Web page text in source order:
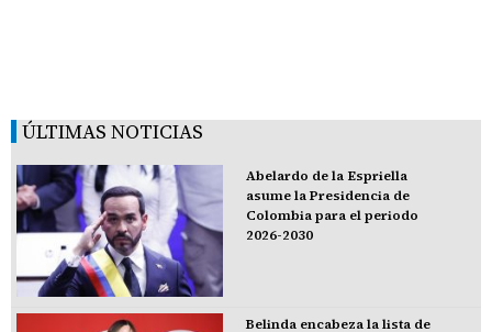
ÚLTIMAS NOTICIAS
Abelardo de la Espriella
asume la Presidencia de
Colombia para el periodo
2026-2030
Belinda encabeza la lista de